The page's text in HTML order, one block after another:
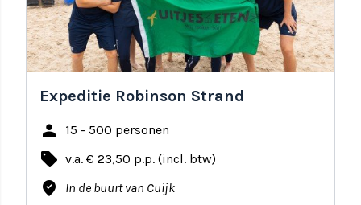
Expeditie Robinson Strand
person 15 - 500 personen
local_offer v.a. € 23,50 p.p. (incl. btw)
where_to_vote In de buurt van Cuijk